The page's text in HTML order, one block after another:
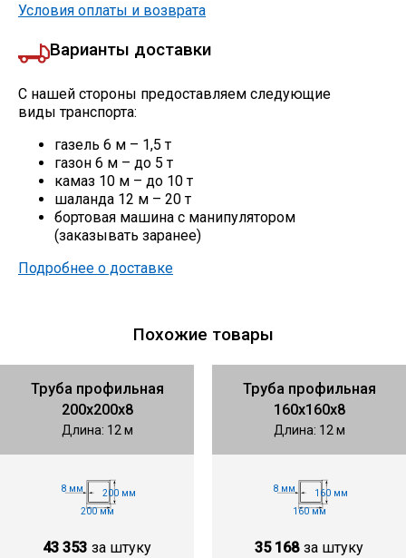
Условия оплаты и возврата
Варианты доставки
С нашей стороны предоставляем следующие
виды транспорта:
газель 6 м – 1,5 т
газон 6 м – до 5 т
камаз 10 м – до 10 т
шаланда 12 м – 20 т
бортовая машина с манипулятором
(заказывать заранее)
Подробнее о доставке
Похожие товары
Труба профильная
200х200х8
Длина: 12 м
8 мм
200 мм
200 мм
43 353 за штуку
Труба профильная
160х160х8
Длина: 12 м
8 мм
160 мм
160 мм
35 168 за штуку